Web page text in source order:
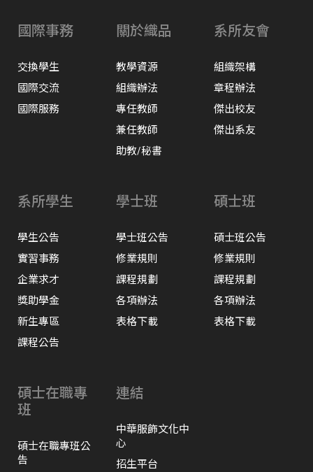
國際事務
交換學生
國際交流
國際服務
關於織品
教學資源
組織辦法
專任教師
兼任教師
助教/秘書
系所友會
組織架構
章程辦法
傑出校友
傑出系友
系所學生
學生公告
實習事務
企業求才
獎助學金
新生專區
課程公告
學士班
學士班公告
修業規則
課程規劃
各項辦法
表格下載
碩士班
碩士班公告
修業規則
課程規劃
各項辦法
表格下載
碩士在職專
班
碩士在職專班公
告
連結
中華服飾文化中
心
招生平台